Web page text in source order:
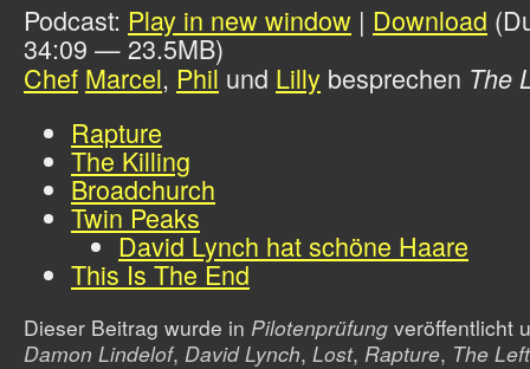
Podcast: Play in new window | Download
34:09 — 23.5MB)
Chef Marcel, Phil und Lilly besprechen The
Rapture
The Killing
Broadchurch
Twin Peaks
David Lynch hat schöne Haare
This Is The End
Dieser Beitrag wurde in Pilotenprüfung veröffentlicht
Damon Lindelof, David Lynch, Lost, Rapture, The